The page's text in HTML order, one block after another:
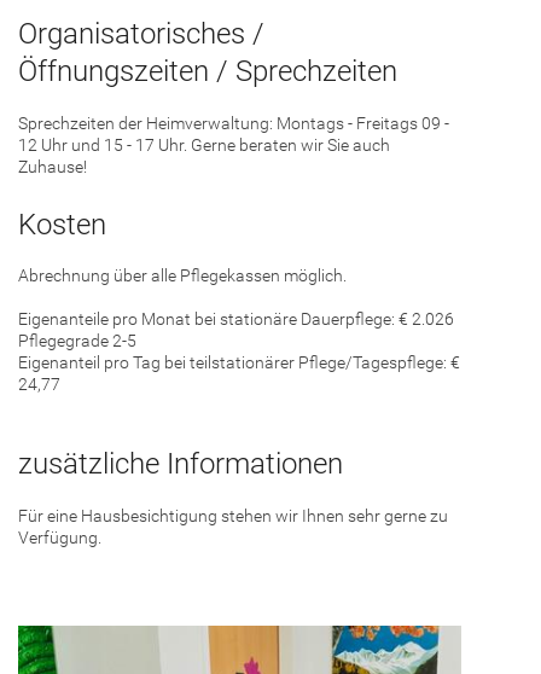
Organisatorisches /
Öffnungszeiten / Sprechzeiten
Sprechzeiten der Heimverwaltung: Montags - Freitags 09 -
12 Uhr und 15 - 17 Uhr. Gerne beraten wir Sie auch
Zuhause!
Kosten
Abrechnung über alle Pflegekassen möglich.
Eigenanteile pro Monat bei stationäre Dauerpflege: € 2.026
Pflegegrade 2-5
Eigenanteil pro Tag bei teilstationärer Pflege/Tagespflege: €
24,77
zusätzliche Informationen
Für eine Hausbesichtigung stehen wir Ihnen sehr gerne zu
Verfügung.